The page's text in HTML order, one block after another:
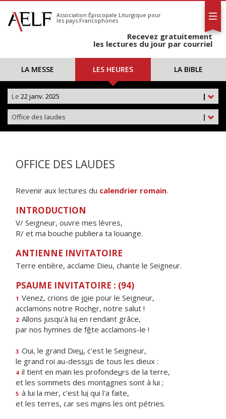
S'abonner
Calendrier
Association Épiscopale Liturgique pour
les pays Francophones
Recevez gratuitement
les lectures du jour par courriel
LA MESSE LES HEURES LA BIBLE
|
Le 22 janv. 2025
|
Office des laudes
OFFICE DES LAUDES
Revenir aux lectures du calendrier romain.
INTRODUCTION
V/ Seigneur, ouvre mes lèvres,
R/ et ma bouche publiera ta louange.
ANTIENNE INVITATOIRE
Terre entière, acclame Dieu, chante le Seigneur.
PSAUME INVITATOIRE : (94)
1 Venez, crions de joie pour le Seigneur,
acclamons notre Rocher, notre salut !
2 Allons jusqu'à lui en rendant grâce,
par nos hymnes de fête acclamons-le !
3 Oui, le grand Dieu, c'est le Seigneur,
le grand roi au-dessus de tous les dieux :
4 il tient en main les profondeurs de la terre,
et les sommets des montagnes sont à lui ;
5 à lui la mer, c'est lui qui l'a faite,
et les terres, car ses mains les ont pétries.